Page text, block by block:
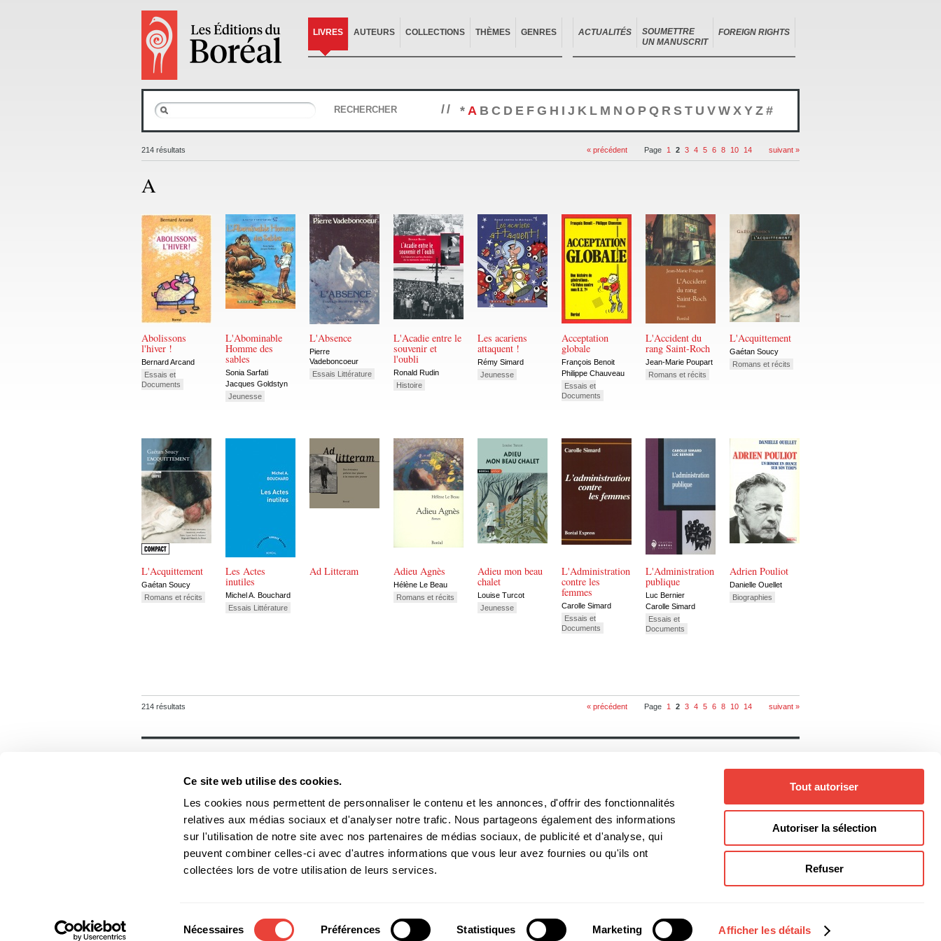
Ce site web utilise des cookies.
Les cookies nous permettent de personnaliser le contenu et les annonces, d'offrir des fonctionnalités
relatives aux médias sociaux et d'analyser notre trafic. Nous partageons également des informations
sur l'utilisation de notre site avec nos partenaires de médias sociaux, de publicité et d'analyse, qui
peuvent combiner celles-ci avec d'autres informations que vous leur avez fournies ou qu'ils ont
collectées lors de votre utilisation de leurs services.
Nécessaires Préférences Statistiques Marketing Afficher les détails
Tout autoriser
Autoriser la sélection
Refuser
LIVRES AUTEURS COLLECTIONS THÈMES GENRES ACTUALITÉS
SOUMETTRE
UN MANUSCRIT
FOREIGN RIGHTS
RECHERCHER // * A B C D E F G H I J K L M N O P Q R S T U V W X Y Z #
214 résultats « précédent Page 1 2 3 4 5 6 8 10 14 suivant »
A
Abolissons
l'hiver !
Bernard Arcand
Essais et
Documents
L'Abominable
Homme des
sables
Sonia Sarfati
Jacques Goldstyn
Jeunesse
L'Absence
Pierre
Vadeboncoeur
Essais Littérature
L'Acadie entre le
souvenir et
l'oubli
Ronald Rudin
Histoire
Les acariens
attaquent !
Rémy Simard
Jeunesse
Acceptation
globale
François Benoit
Philippe Chauveau
Essais et
Documents
L'Accident du
rang Saint-Roch
Jean-Marie Poupart
Romans et récits
L'Acquittement
Gaétan Soucy
Romans et récits
L'Acquittement
Gaétan Soucy
Romans et récits
Les Actes
inutiles
Michel A. Bouchard
Essais Littérature
Ad Litteram Adieu Agnès
Hélène Le Beau
Romans et récits
Adieu mon beau
chalet
Louise Turcot
Jeunesse
L'Administration
contre les
femmes
Carolle Simard
Essais et
Documents
L'Administration
publique
Luc Bernier
Carolle Simard
Essais et
Documents
Adrien Pouliot
Danielle Ouellet
Biographies
214 résultats « précédent Page 1 2 3 4 5 6 8 10 14 suivant »
Équipe
Nos lauréats
Nos partenaires
Documents
Thèmes
Genres
Les Éditions du Boréal
3970, rue Saint-Ambroise, Montréal (Québec), Canada H4C 2C7